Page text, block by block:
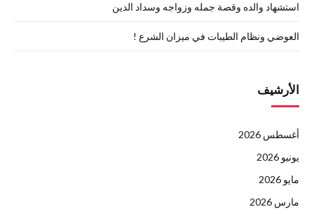
استشهاد والده وقصة جمله وزواجه وسداد الدين
العوضي ونظام الطيبات في ميزان الشرع !
الأرشيف
أغسطس 2026
يونيو 2026
مايو 2026
مارس 2026